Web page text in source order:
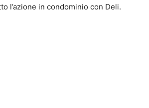
l’azione in condominio con Deli.